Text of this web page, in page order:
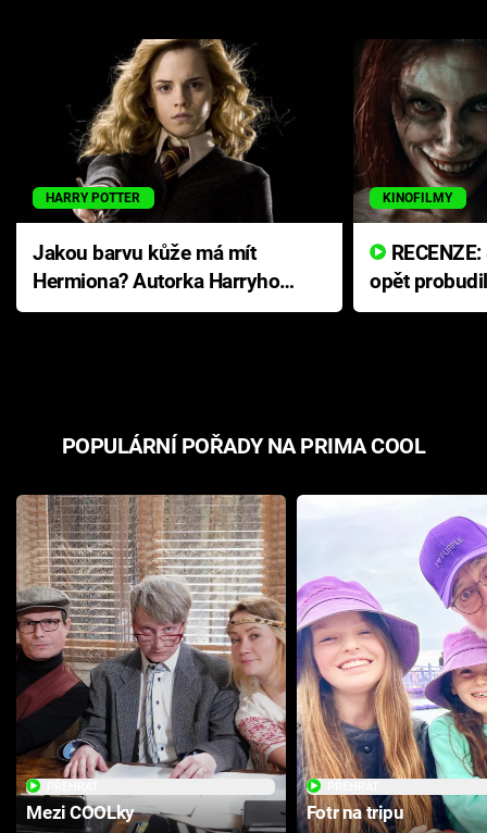
HARRY POTTER
Jakou barvu kůže má mít
Hermiona? Autorka Harryho
Pottera přišla s ráznou
KINOFILMY
opět
přichází s
POPULÁRNÍ POŘADY NA PRIMA COOL
Mezi COOLky Fotr na tripu